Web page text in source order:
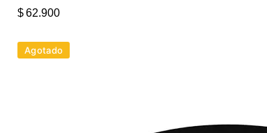
$62.900
Agotado